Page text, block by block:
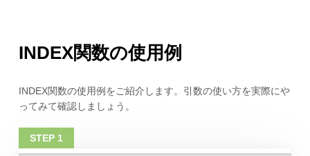
INDEX関数の使用例
INDEX関数の使用例をご紹介します。引数の使い方を実際にや
ってみて確認しましょう。